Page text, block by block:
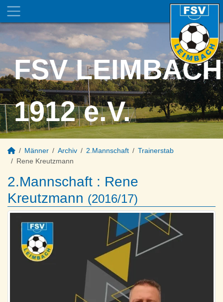
FSV LEIMBACH
1912 e.V.
Männer Archiv 2.Mannschaft
Trainerstab
Rene Kreutzmann
2.Mannschaft : Rene
Kreutzmann (2016/17)